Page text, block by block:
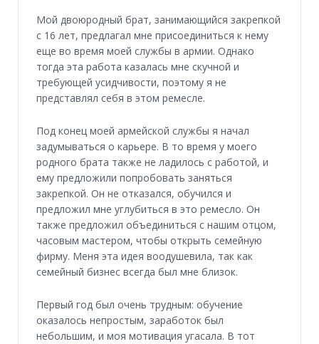
Мой двоюродный брат, занимающийся закрепкой
с 16 лет, предлагал мне присоединиться к нему
еще во время моей службы в армии. Однако
тогда эта работа казалась мне скучной и
требующей усидчивости, поэтому я не
представлял себя в этом ремесле.
Под конец моей армейской службы я начал
задумываться о карьере. В то время у моего
родного брата также не ладилось с работой, и
ему предложили попробовать заняться
закрепкой. Он не отказался, обучился и
предложил мне углубиться в это ремесло. Он
также предложил объединиться с нашим отцом,
часовым мастером, чтобы открыть семейную
фирму. Меня эта идея воодушевила, так как
семейный бизнес всегда был мне близок.
Первый год был очень трудным: обучение
оказалось непростым, заработок был
небольшим, и моя мотивация угасала. В тот